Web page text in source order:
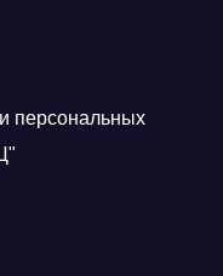
персональных